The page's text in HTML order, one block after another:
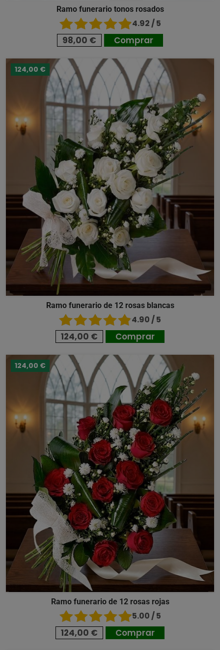
Ramo funerario tonos rosados
4.92 / 5
98,00 € Comprar
124,00 €
Ramo funerario de 12 rosas blancas
4.90 / 5
124,00 € Comprar
124,00 €
Ramo funerario de 12 rosas rojas
5.00 / 5
124,00 € Comprar